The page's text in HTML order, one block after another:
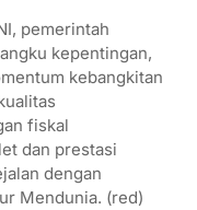
pemerintah
kepentingan,
kebangkitan
fiskal
dan prestasi
dengan
Mendunia. (red)